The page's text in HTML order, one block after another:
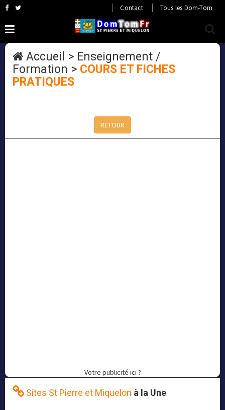
Contact Tous les Dom-Tom
Accueil > Enseignement /
Formation > COURS ET FICHES
PRATIQUES
RETOUR
Votre publicité ici ?
Sites St Pierre et Miquelon à la Une